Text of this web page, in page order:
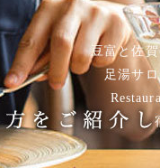
豆富と佐
足湯サ